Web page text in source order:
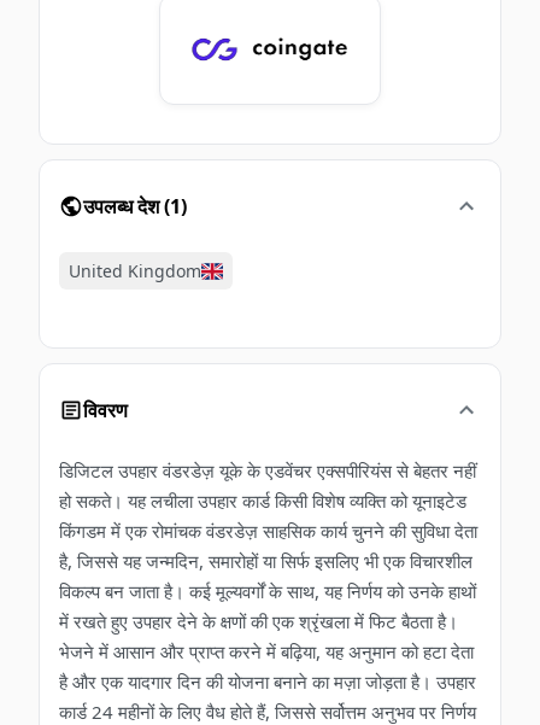
उपलब्ध देश(1)
United Kingdom
विवरण
डिजिटल उपहार वंडरडेज़ यूके के एडवेंचर एक्सपीरियंस से बेहतर नहीं
हो सकते। यह लचीला उपहार कार्ड किसी विशेष व्यक्ति को यूनाइटेड
किंगडम में एक रोमांचक वंडरडेज़ साहसिक कार्य चुनने की सुविधा देता
है, जिससे यह जन्मदिन, समारोहों या सिर्फ इसलिए भी एक विचारशील
विकल्प बन जाता है। कई मूल्यवर्गों के साथ, यह निर्णय को उनके हाथों
में रखते हुए उपहार देने के क्षणों की एक श्रृंखला में फिट बैठता है।
भेजने में आसान और प्राप्त करने में बढ़िया, यह अनुमान को हटा देता
है और एक यादगार दिन की योजना बनाने का मज़ा जोड़ता है। उपहार
कार्ड 24 महीनों के लिए वैध होते हैं, जिससे सर्वोत्तम अनुभव पर निर्णय